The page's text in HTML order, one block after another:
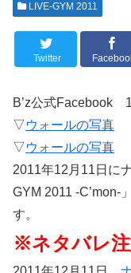
LIVE-GYM 2011
Twitter
B’z公式Facebook
▽ウォールの写真
▽ウォールの写真
2011年12月11日に
GYM 2011 -C’mon-
す。
※ネタバレ